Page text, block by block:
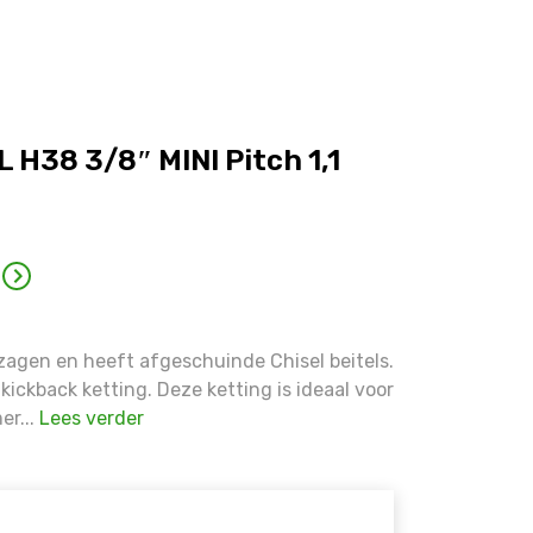
on false in/home/allermedia/domains/
on false in/home/allermedia/domains/
H38 3/8″ MINI Pitch 1,1
en heeft afgeschuinde Chisel beitels.
ketting. Deze ketting is ideaal voor
Lees verder